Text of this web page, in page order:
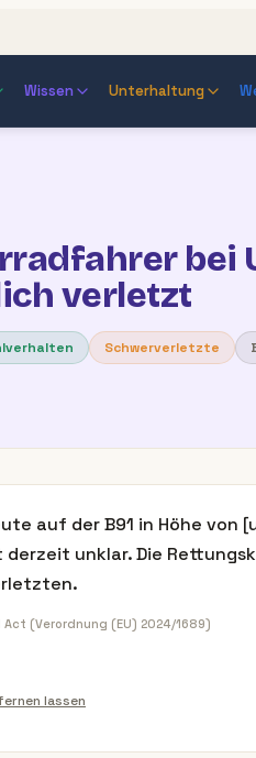
Wissen Unterhaltung
bei
verletzt
Schwerverletzte
auf der B91 in Höhe von
unklar. Die
(Verordnung (EU) 2024/1689)
lassen